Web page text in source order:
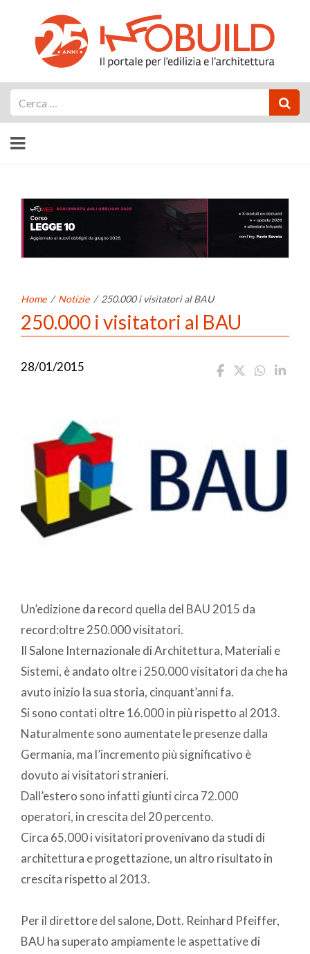
Home / Notizie / 250.000 i visitatori al BAU
250.000 i visitatori al BAU
28/01/2015
Un’edizione da record quella del BAU 2015 da
record:oltre 250.000 visitatori.
Il Salone Internazionale di Architettura, Materiali e
Sistemi, è andato oltre i 250.000 visitatori da che ha
avuto inizio la sua storia, cinquant’anni fa.
Si sono contati oltre 16.000 in più rispetto al 2013.
Naturalmente sono aumentate le presenze dalla
Germania, ma l’incremento più significativo è
dovuto ai visitatori stranieri.
Dall’estero sono infatti giunti circa 72.000
operatori, in crescita del 20 percento.
Circa 65.000 i visitatori provenivano da studi di
architettura e progettazione, un altro risultato in
crescita rispetto al 2013.
Per il direttore del salone, Dott. Reinhard Pfeiffer,
BAU ha superato ampiamente le aspettative di